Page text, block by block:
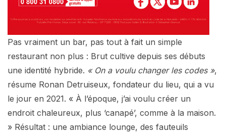
Pas vraiment un bar, pas tout à fait un simple
restaurant non plus : Brut cultive depuis ses débuts
une identité hybride. « On a voulu changer les codes »,
résume Ronan Detruiseux, fondateur du lieu, qui a vu
le jour en 2021. « À l’époque, j’ai voulu créer un
endroit chaleureux, plus ‘canapé’, comme à la maison.
» Résultat : une ambiance lounge, des fauteuils